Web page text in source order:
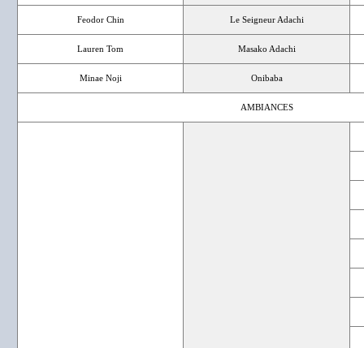
Feodor Chin Le Seigneur Adachi
Lauren Tom Masako Adachi
Minae Noji Onibaba
AMBIANCES